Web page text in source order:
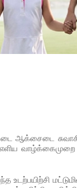
ஆக்சைடை
எளிய
உடற்பயிற்சி